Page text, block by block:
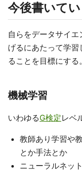
今後書いて
自らをデータサイ
げるにあたって学
ることを目標にする。
機械学習
いわゆるG検定レベ
教師あり学習や
とか手法とか
ニューラルネッ